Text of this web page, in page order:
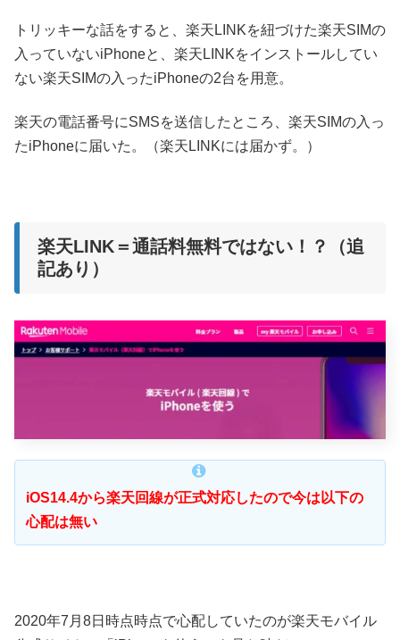
トリッキーな話をすると、楽天LINKを紐づけた楽天SIMの
入っていないiPhoneと、楽天LINKをインストールしてい
ない楽天SIMの入ったiPhoneの2台を用意。
楽天の電話番号にSMSを送信したところ、楽天SIMの入っ
たiPhoneに届いた。（楽天LINKには届かず。）
楽天LINK＝通話料無料ではない！？（追
記あり）
iOS14.4から楽天回線が正式対応したので今は以下の
心配は無い
2020年7月8日時点時点で心配していたのが楽天モバイル